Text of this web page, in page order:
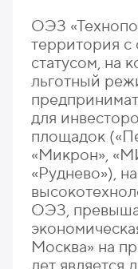
ОЭЗ
территория
статусом, на
льготный
для
площадок
«Микрон»,
«Руднево»),
ОЭЗ,
Москва» на